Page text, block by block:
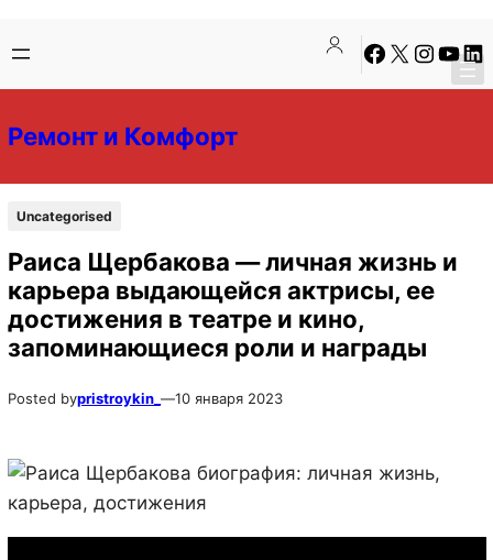
содержимому
содержимому
Facebook
X Instagram
Ремонт и Комфорт
Uncategorised
Раиса Щербакова — личная жизнь и
карьера выдающейся актрисы, ее
достижения в театре и кино,
запоминающиеся роли и награды
Posted bypristroykin_ —10 января 2023